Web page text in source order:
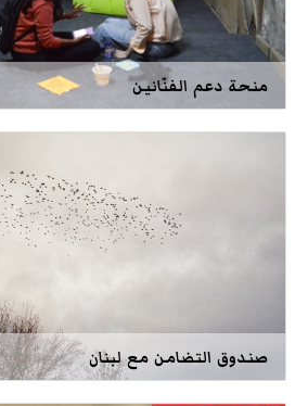
منحة دعم الفنّانين
صندوق التضامن مع لبنان